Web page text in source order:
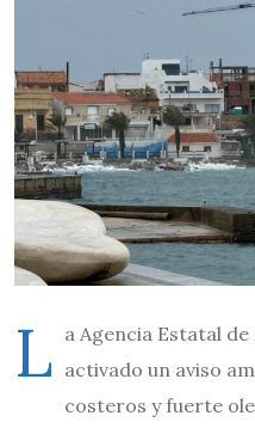
L a Agencia Estatal
activado un aviso
costeros y fuerte